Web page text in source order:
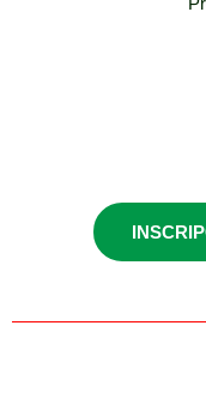
5º y 6º de
Primaria
Jueves / 17:00-